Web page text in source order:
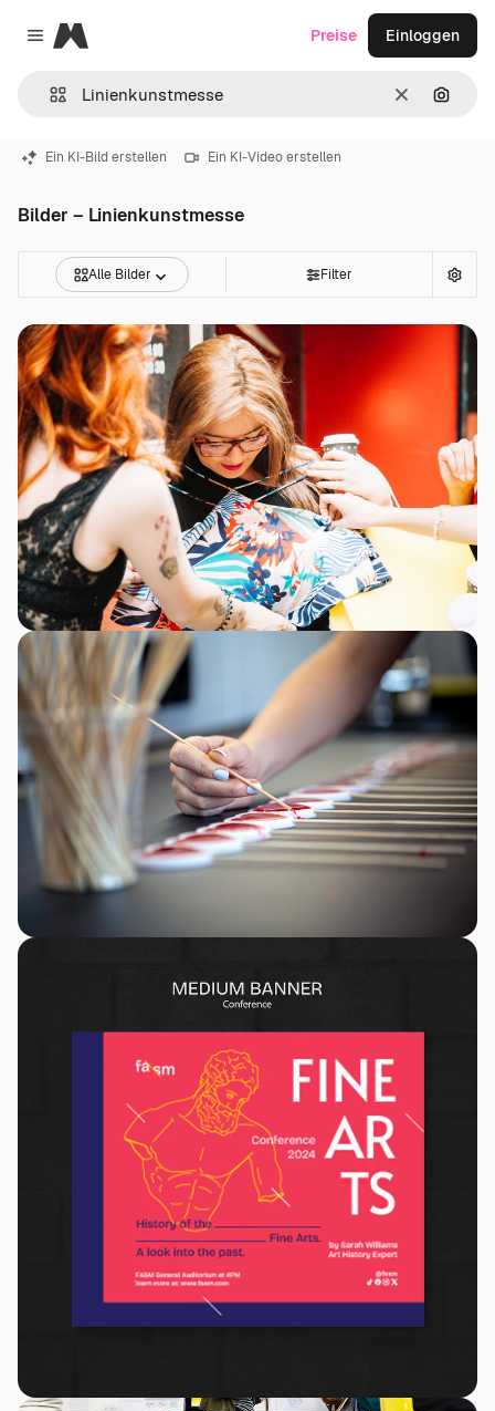
Close menu
Magnific
LöschenNach
Preise Einloggen
Ein KI-Bild erstellen Ein KI-Video erstellen
Bilder – Linienkunstmesse
Alle Bilder Filter